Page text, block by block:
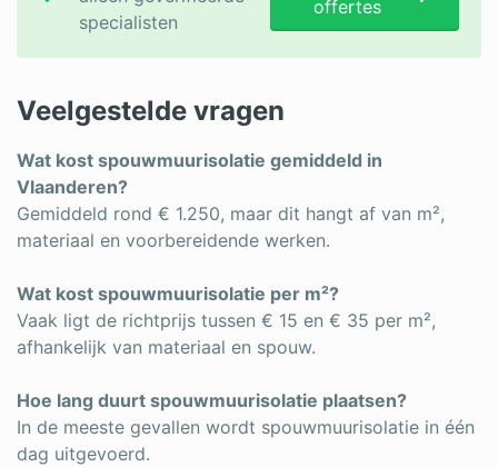
specialisten
offertes
Veelgestelde vragen
Wat kost spouwmuurisolatie gemiddeld in
Vlaanderen?
Gemiddeld rond € 1.250, maar dit hangt af van m²,
materiaal en voorbereidende werken.
Wat kost spouwmuurisolatie per m²?
Vaak ligt de richtprijs tussen € 15 en € 35 per m²,
afhankelijk van materiaal en spouw.
Hoe lang duurt spouwmuurisolatie plaatsen?
In de meeste gevallen wordt spouwmuurisolatie in één
dag uitgevoerd.